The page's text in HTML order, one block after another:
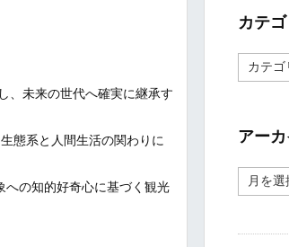
、未来の世代へ確実に継承す
態系と人間生活の関わりに
の知的好奇心に基づく観光
カテ
テ
ー
アー
ー